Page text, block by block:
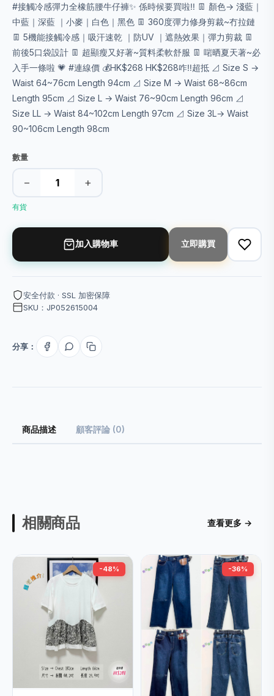
#接觸冷感彈力全橡筋腰牛仔褲✨ 係時候要買啦‼️ 👖 顏色→ 淺藍｜
中藍｜深藍 ｜小麥｜白色｜黑色 👖 360度彈力修身剪裁~冇拉鏈
👖 5機能接觸冷感｜吸汗速乾 ｜防UV ｜遮熱效果｜彈力剪裁 👖
前後5口袋設計 👖 超顯瘦又好著~質料柔軟舒服 👖 啱晒夏天著~必
入手一條啦 💗 #連線價 💰HK$268 HK$268咋‼️超抵 ⊿ Size S →
Waist 64~76cm Length 94cm ⊿ Size M → Waist 68~86cm
Length 95cm ⊿ Size L → Waist 76~90cm Length 96cm ⊿
Size LL → Waist 84~102cm Length 97cm ⊿ Size 3L→ Waist
90~106cm Length 98cm
數量
− +
有貨
加入購物車 立即購買
安全付款 · SSL 加密保障
SKU：JP052615004
分享：
商品描述 顧客評論 (0)
相關商品 查看更多 →
-48% -36%